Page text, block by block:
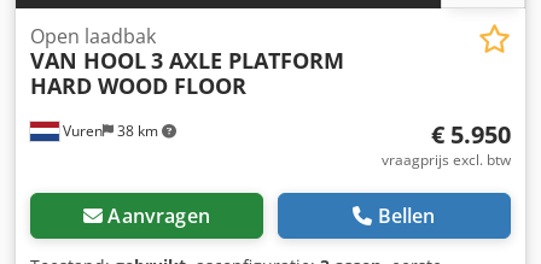
Vuren 38 km
Open laadbak
VAN HOOL3 AXLE PLATFORM
HARD WOOD FLOOR
€ 5.950
vraagprijs excl. btw
Aanvragen Bellen